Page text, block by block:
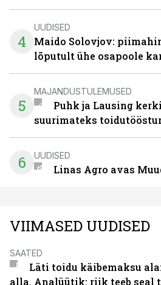
4
UUDISED
Maido Solovjov:
lõputult ühe osapoole
5
MAJANDUSTULEMUSED
Puhk ja Lausing
suurimateks
6 UUDISED
Linas Agro avas
VIIMASED UUDISED
SAATED
Läti toidu käibemaksu
alla. Analüütik: riik teeb seal